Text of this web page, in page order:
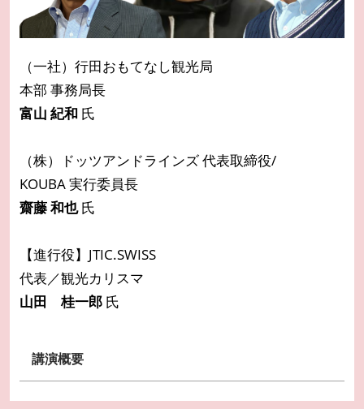
（一社）行田おもてなし観光局
本部 事務局長
富山 紀和 氏
（株）ドッツアンドラインズ 代表取締役/
KOUBA 実行委員長
齋藤 和也氏
【進行役】JTIC.SWISS
代表／観光カリスマ
山田 桂一郎 氏
講演概要